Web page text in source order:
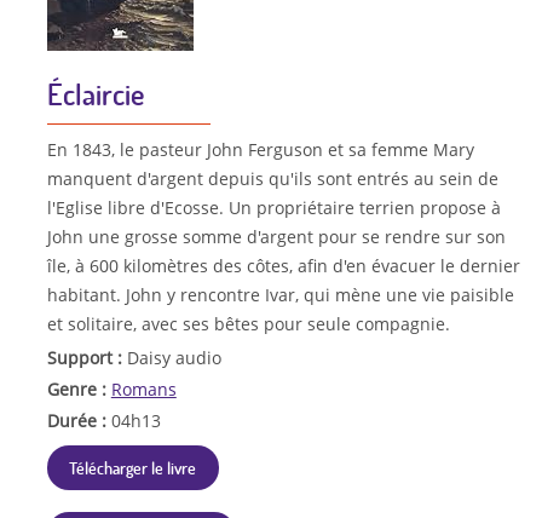
Éclaircie
En 1843, le pasteur John Ferguson et sa femme Mary
manquent d'argent depuis qu'ils sont entrés au sein de
l'Eglise libre d'Ecosse. Un propriétaire terrien propose à
John une grosse somme d'argent pour se rendre sur son
île, à 600 kilomètres des côtes, afin d'en évacuer le dernier
habitant. John y rencontre Ivar, qui mène une vie paisible
et solitaire, avec ses bêtes pour seule compagnie.
Support : Daisy audio
Genre : Romans
Durée : 04h13
Télécharger le livre